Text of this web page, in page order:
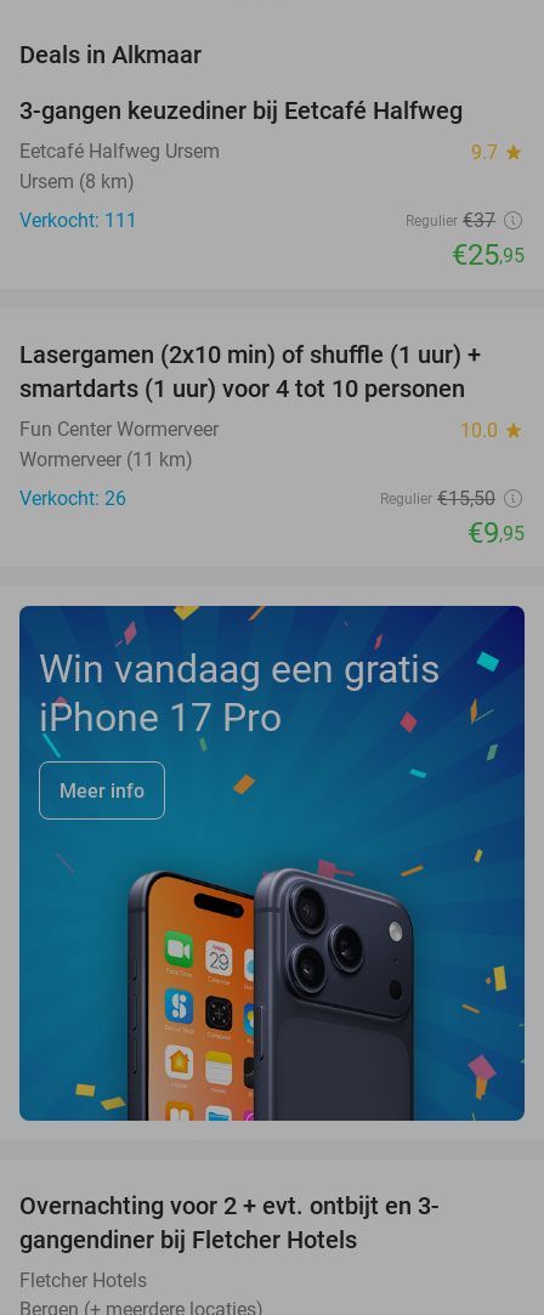
Deals in Alkmaar
3-gangen keuzediner bij Eetcafé Halfweg
Eetcafé Halfweg Ursem 9.7 star
Ursem (8 km)
Verkocht: 111
Regulier €37
€25,95
36%
NEW
TODAY
Lasergamen (2x10 min) of shuffle (1 uur) +
smartdarts (1 uur) voor 4 tot 10 personen
Fun Center Wormerveer 10.0 star
Wormerveer (11 km)
Verkocht: 26
Regulier €15,50
€9,95
Win vandaag een gratis
iPhone 17 Pro
Meer info
Overnachting voor 2 + evt. ontbijt en 3-
gangendiner bij Fletcher Hotels
Fletcher Hotels
Bergen (+ meerdere locaties)